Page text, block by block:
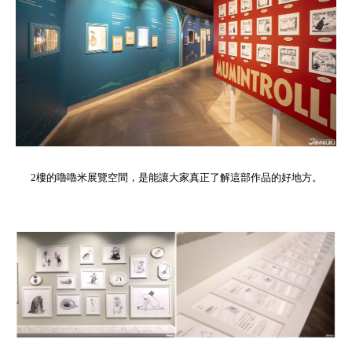
2樓的嚕嚕米展覽空間，是能讓大家真正了解這部作品的好地方。